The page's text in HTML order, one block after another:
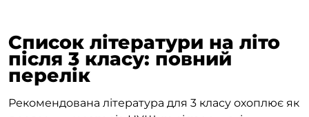
Список літератури на літо
після 3 класу: повний
перелік
Рекомендована література для 3 класу охоплює як